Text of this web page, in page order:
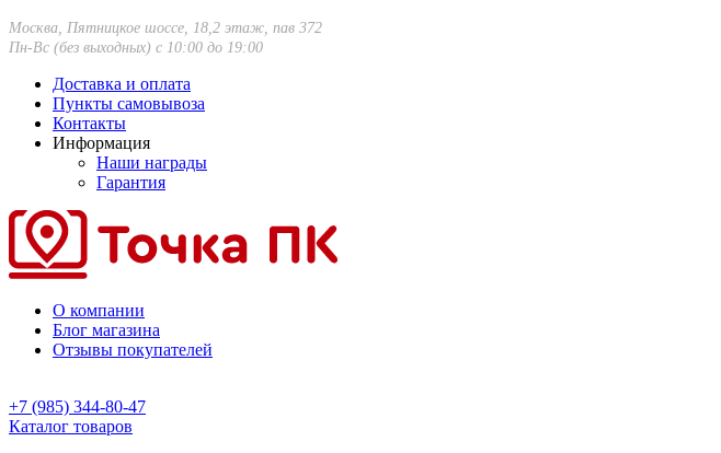
Москва, Пятницкое шоссе, 18,2 этаж, пав 372
Пн-Вс (без выходных) с 10:00 до 19:00
Доставка и оплата
Пункты самовывоза
Контакты
Информация
Наши награды
Гарантия
О компании
Блог магазина
Отзывы покупателей
+7 (985) 344-80-47
Каталог товаров